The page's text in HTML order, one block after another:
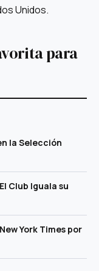
Unidos.
para
la Selección
Club Iguala su
York Times por